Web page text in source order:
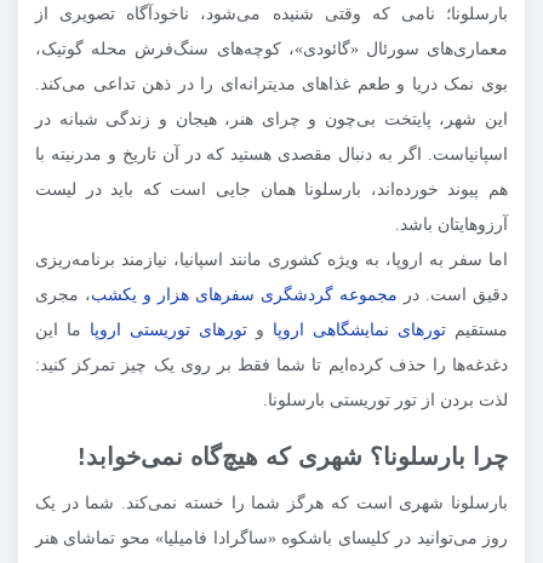
بارسلونا؛ نامی که وقتی شنیده می‌شود، ناخودآگاه تصویری از
معماری‌های سورئال «گائودی»، کوچه‌های سنگ‌فرش محله گوتیک،
بوی نمک دریا و طعم غذاهای مدیترانه‌ای را در ذهن تداعی می‌کند.
این شهر، پایتخت بی‌چون و چرای هنر، هیجان و زندگی شبانه در
اسپانیاست. اگر به دنبال مقصدی هستید که در آن تاریخ و مدرنیته با
هم پیوند خورده‌اند، بارسلونا همان جایی است که باید در لیست
آرزوهایتان باشد.
اما سفر به اروپا، به ویژه کشوری مانند اسپانیا، نیازمند برنامه‌ریزی
دقیق است. در مجموعه گردشگری سفرهای هزار و یکشب، مجری
مستقیم تورهای نمایشگاهی اروپا و تورهای توریستی اروپا ما این
دغدغه‌ها را حذف کرده‌ایم تا شما فقط بر روی یک چیز تمرکز کنید:
لذت بردن از تور توریستی بارسلونا.
چرا بارسلونا؟ شهری که هیچ‌گاه نمی‌خوابد!
بارسلونا شهری است که هرگز شما را خسته نمی‌کند. شما در یک
روز می‌توانید در کلیسای باشکوه «ساگرادا فامیلیا» محو تماشای هنر